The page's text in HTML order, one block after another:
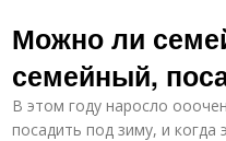
Можно ли
семейный,
В этом году наросло
посадить под зиму, и